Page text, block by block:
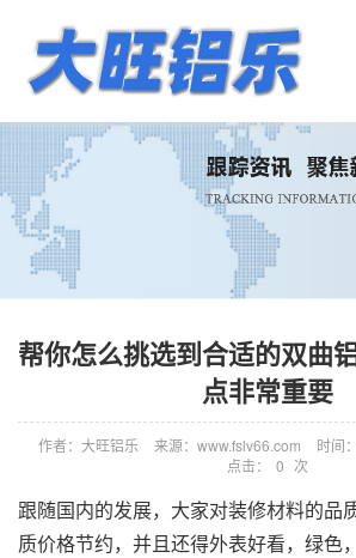
帮你怎么挑选到合适的双曲
点非常重要
作者：大旺铝乐 来源：www.fslv66.com
时间
点击：
0 次
跟随国内的发展，大家对装修材料的品
质价格节约，并且还得外表好看，绿色